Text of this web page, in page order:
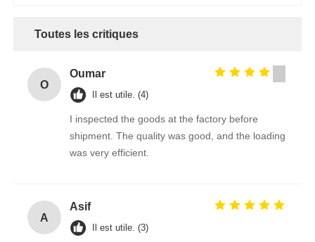
Toutes les critiques
O
Oumar
Il est utile. (4)
I inspected the goods at the factory before
shipment. The quality was good, and the loading
was very efficient.
A
Asif
Il est utile. (3)